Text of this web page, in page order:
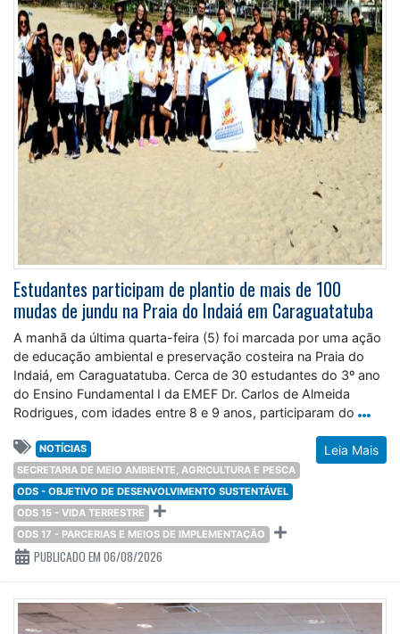
Estudantes participam de plantio de mais de 100
mudas de jundu na Praia do Indaiá em Caraguatatuba
A manhã da última quarta-feira (5) foi marcada por uma ação
de educação ambiental e preservação costeira na Praia do
Indaiá, em Caraguatatuba. Cerca de 30 estudantes do 3º ano
do Ensino Fundamental I da EMEF Dr. Carlos de Almeida
Rodrigues, com idades entre 8 e 9 anos, participaram do
Leia Mais
NOTÍCIAS
SECRETARIA DE MEIO AMBIENTE, AGRICULTURA E PESCA
ODS - OBJETIVO DE DESENVOLVIMENTO SUSTENTÁVEL
ODS 15 - VIDA TERRESTRE
ODS 17 - PARCERIAS E MEIOS DE IMPLEMENTAÇÃO
PUBLICADO EM 06/08/2026